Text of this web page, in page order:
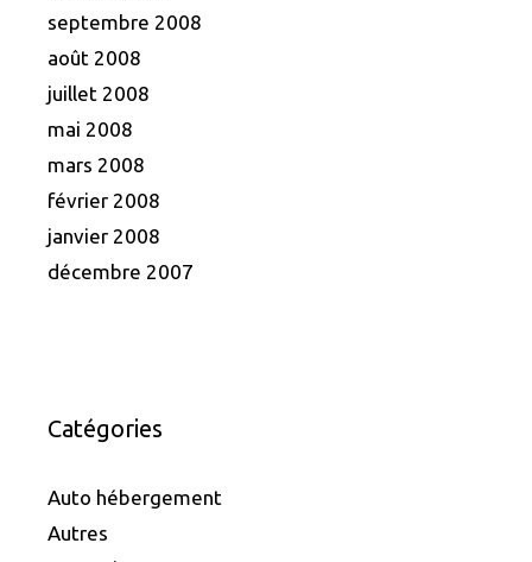
septembre 2008
août 2008
juillet 2008
mai 2008
mars 2008
février 2008
janvier 2008
décembre 2007
Catégories
Auto hébergement
Autres